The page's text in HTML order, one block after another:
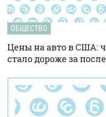
ОБЩЕСТВО
Цены на авто в США:
стало дороже за